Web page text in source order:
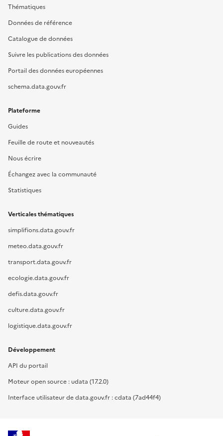
Thématiques
Données de référence
Catalogue de données
Suivre les publications des données
Portail des données européennes
schema.data.gouv.fr
Plateforme
Guides
Feuille de route et nouveautés
Nous écrire
Échangez avec la communauté
Statistiques
Verticales thématiques
simplifions.data.gouv.fr
meteo.data.gouv.fr
transport.data.gouv.fr
ecologie.data.gouv.fr
defis.data.gouv.fr
culture.data.gouv.fr
logistique.data.gouv.fr
Développement
API du portail
Moteur open source : udata (17.2.0)
Interface utilisateur de data.gouv.fr : cdata (7ad44f4)